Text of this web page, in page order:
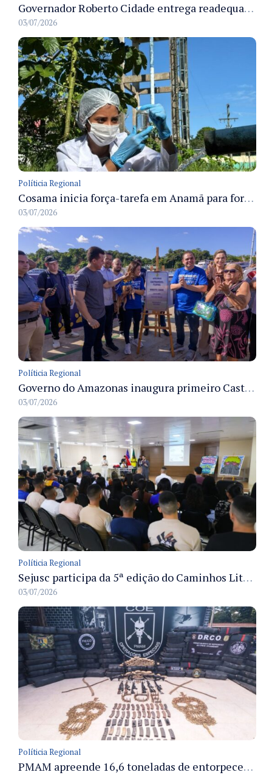
Governador Roberto Cidade entrega readequação do ambulatório da FCecon e amplia capacidade de atendimento oncológico em Manaus
03/07/2026
Políticia Regional
Cosama inicia força-tarefa em Anamã para fortalecer abastecimento de água e segurança hídrica da população
03/07/2026
Políticia Regional
Governo do Amazonas inaugura primeiro Castramóvel Fluvial para atendimento veterinário às comunidades ribeirinhas e castração gratuita
03/07/2026
Políticia Regional
Sejusc participa da 5ª edição do Caminhos Literários com foco na cultura hip-hop nas unidades socioeducativas
03/07/2026
Políticia Regional
PMAM apreende 16,6 toneladas de entorpecentes e registra aumento nas prisões em flagrante e nas capturas de foragidos no primeiro semestre de 2026